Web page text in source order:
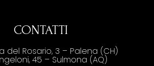
CONTATTI
del Rosario, 3 – Palena (CH)
45 – Sulmona (AQ)